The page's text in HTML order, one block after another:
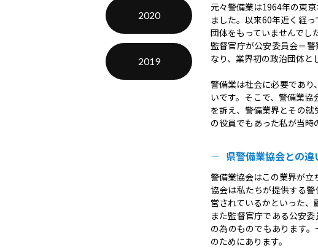
2020
2019
元々警備業は1964年の東
ました。以来60年近く経
団体をもっていませんでし
監督官庁が公安委員会＝
なり、業界初の政治団体と
警備業は社会に必要であ
いです。そこで、警備業
を訴え、警備業界とその
の役員でもあった私が当時
県警備業協会との違
警備業協会はこの業界が立
協会は私たちが提供する
営されているかといった、
また監督官庁である公安
の為のものでもあります
のためにあります。